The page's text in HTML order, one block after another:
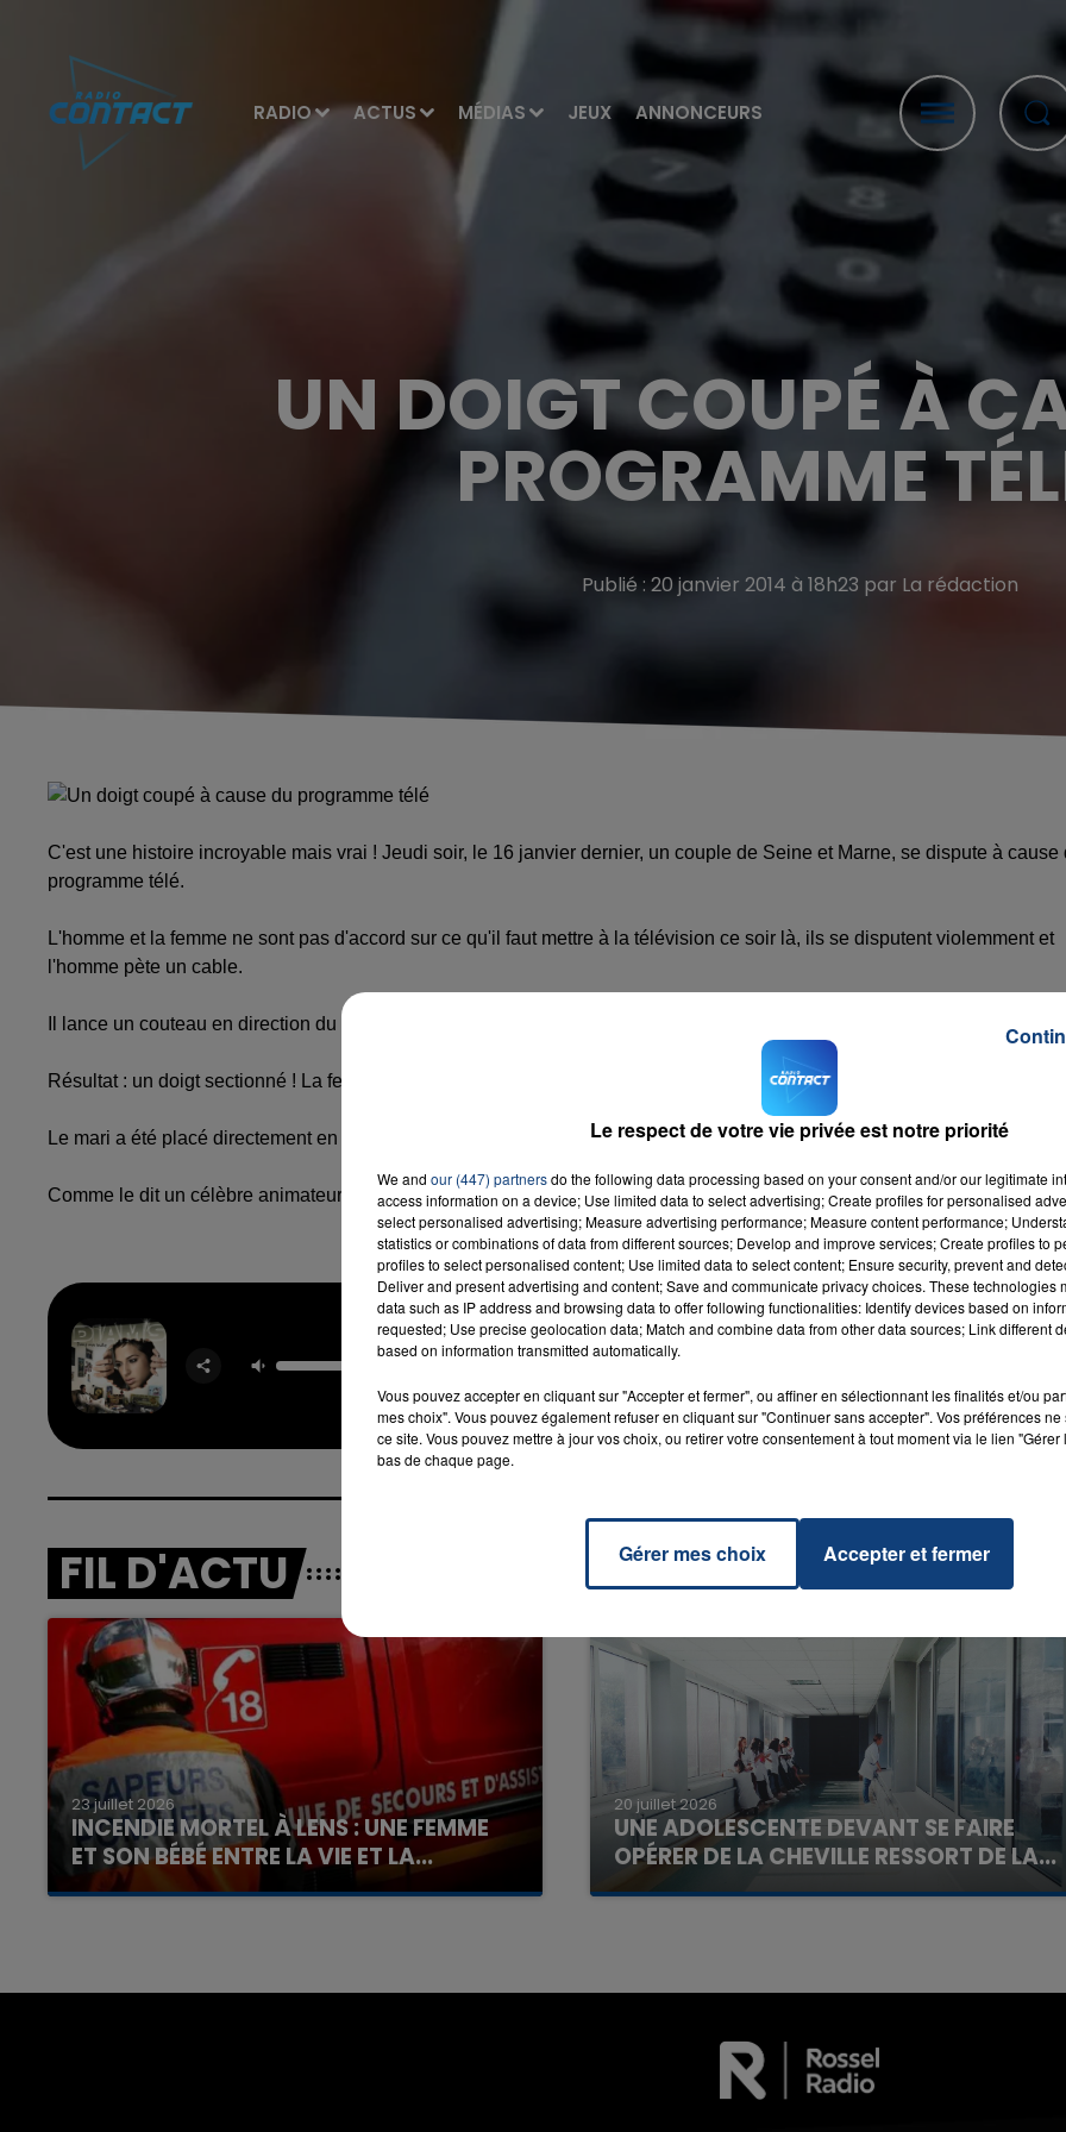
RADIO ACTUS MÉDIAS JEUX ANNONCEURS
UN DOIGT COUPÉ À
PROGRAMME
Publié : 20 janvier 2014 à 18h23 par La rédaction
C'est une histoire incroyable mais vrai ! Jeudi soir, le 16 janvier dernier, un couple de Seine et Marne, se dispute à cause
programme télé.
L'homme et la femme ne sont pas d'accord sur ce qu'il faut mettre à la télévision ce soir là, ils se disputent violemment et
l'homme pète un cable.
Il lance un couteau en direction du visage de sa femme. Celle-ci voulait se protéger, met ses mains devant son visage !
Résultat : un doigt sectionné ! La femme a été envoyé tout de suite à l'hôpital, spécialisé dans la chirurgie de la main !
Le mari a été placé directement en garde à vue !
Comme le dit un célèbre animateur télé chaque soir : la télé n'est que de la télé !
Jeune
DIAM'S
RADIO CONTACT
FIL D'ACTU
23 juillet 2026
INCENDIE MORTEL À LENS : UNE FEMME
ET SON BÉBÉ ENTRE LA VIE ET LA...
Un homme s'est immolé par le feu après avoir
20 juillet 2026
UNE ADOLESCENTE DEVANT SE FAIRE
OPÉRER DE LA CHEVILLE RESSORT DE LA...
La famille a porté plainte contre la clinique qui a
7h00 - 11h00
La Team de l'été
Le respect de votre vie privée est notre priorité
We and our (447) partnersdo the following data processing based on your consent and/or our legitimate
access information on a device; Use limited data to select advertising; Create profiles for personalised
select personalised advertising; Measure advertising performance; Measure content performance;
statistics or combinations of data from different sources; Develop and improve services; Create profiles to
profiles to select personalised content; Use limited data to select content; Ensure security, prevent and
Deliver and present advertising and content; Save and communicate privacy choices. These technologies
data such as IP address and browsing data to offer following functionalities: Identify devices based on
requested; Use precise geolocation data; Match and combine data from other data sources; Link different
based on information transmitted automatically.
Vous pouvez accepter en cliquant sur "Accepter et fermer", ou affiner en sélectionnant les finalités et/ou
mes choix". Vous pouvez également refuser en cliquant sur "Continuer sans accepter". Vos préférences
ce site. Vous pouvez mettre à jour vos choix, ou retirer votre consentement à tout moment via le lien
bas de chaque page.
Gérer mes choix Accepter et fermer